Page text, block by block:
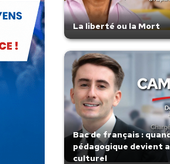
La liberté ou la Mort
Bac de français :
pédagogique devient
culturel